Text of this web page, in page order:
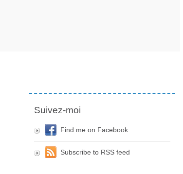
Suivez-moi
Find me on Facebook
Subscribe to RSS feed